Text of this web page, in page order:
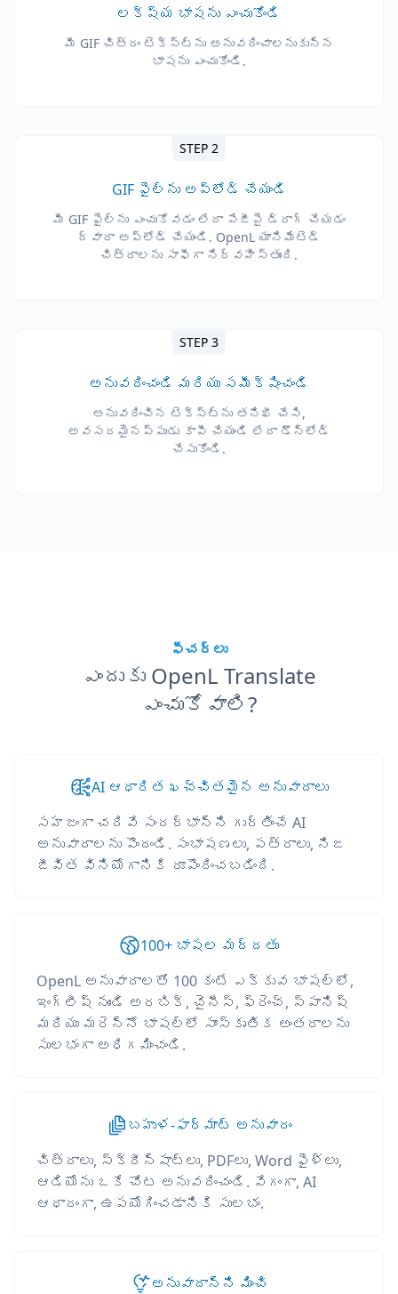
లక్ష్య భాషను ఎంచుకోండి
మీ GIF చిత్రం టెక్స్ట్‌ను అనువదించాలనుకున్న
భాషను ఎంచుకోండి.
STEP 2
GIF ఫైల్‌ను అప్‌లోడ్ చేయండి
మీ GIF ఫైల్‌ను ఎంచుకోవడం లేదా పేజీపై డ్రాగ్ చేయడం
ద్వారా అప్‌లోడ్ చేయండి. OpenL యానిమేటెడ్
చిత్రాలను సాఫీగా నిర్వహిస్తుంది.
STEP 3
అనువదించండి మరియు సమీక్షించండి
అనువదించిన టెక్స్ట్‌ను తనిఖీ చేసి,
అవసరమైనప్పుడు కాపీ చేయండి లేదా డౌన్‌లోడ్
చేసుకోండి.
ఫీచర్లు
ఎందుకు OpenL Translate
ఎంచుకోవాలి?
AI ఆధారిత ఖచ్చితమైన అనువాదాలు
సహజంగా చదివే సందర్భాన్ని గుర్తించే AI
అనువాదాలను పొందండి. సంభాషణలు, పత్రాలు, నిజ
జీవిత వినియోగానికి రూపొందించబడింది.
100+ భాషల మద్దతు
OpenL అనువాదాలతో 100 కంటే ఎక్కువ భాషల్లో,
ఇంగ్లీష్ నుండి అరబిక్, చైనీస్, ఫ్రెంచ్, స్పానిష్
మరియు మరెన్నో భాషల్లో సాంస్కృతిక అంతరాలను
సులభంగా అధిగమించండి.
బహుళ-ఫార్మాట్ అనువాదం
చిత్రాలు, స్క్రీన్‌షాట్‌లు, PDFలు, Word ఫైళ్లు,
ఆడియోను ఒకే చోట అనువదించండి. వేగంగా, AI
ఆధారంగా, ఉపయోగించడానికి సులభం.
అనువాదాన్ని మించి